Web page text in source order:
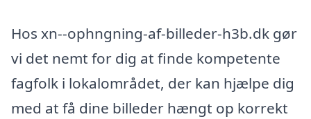
Hos xn--ophngning-af-billeder-h3b.dk gør
vi det nemt for dig at finde kompetente
fagfolk i lokalområdet, der kan hjælpe dig
med at få dine billeder hængt op korrekt